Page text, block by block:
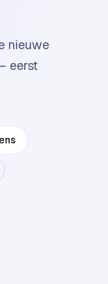
nieuwe
eerst